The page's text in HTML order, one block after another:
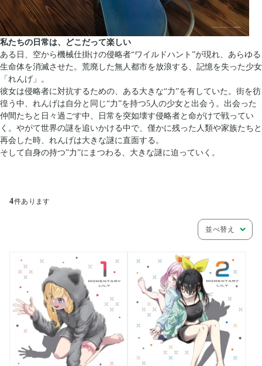
私たちの日常は、どこだって楽しい
ある日、空から機械仕掛けの侵略者“ワイルドハント”が現れ、あらゆる
生命体を消滅させた。荒廃した無人都市を放浪する、記憶を失った少女
「れんげ」。
彼女は侵略者に対抗するための、ある大きな“力”を有していた。街を彷
徨う中、れんげは自分と同じ“力”を持つ5人の少女と出会う。出会った
仲間たちと日々過ごす中、日常を突如壊す侵略者と命がけで戦ってい
く。やがて世界の謎を追いかける中で、僅かに残った人類や家族たちと
再会した時、れんげは大きな謎に直面する。
そして自身の持つ”力”にまつわる、大きな謎に迫っていく。
4件あります
並べ替え